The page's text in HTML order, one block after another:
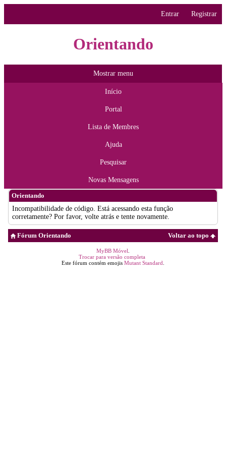
Entrar Registrar
Orientando
Mostrar menu
Início
Portal
Lista de Membres
Ajuda
Pesquisar
Novas Mensagens
Orientando
Incompatibilidade de código. Está acessando esta função
corretamente? Por favor, volte atrás e tente novamente.
Voltar ao topo
Fórum Orientando
MyBB Móvel
Trocar para versão completa
Este fórum contém emojis Mutant Standard